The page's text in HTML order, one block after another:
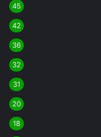
45
42
36
32
31
20
18